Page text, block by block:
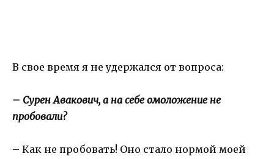
В свое время я не удержался от вопроса:
– Сурен Авакович, а на себе омоложение не
пробовали?
– Как не пробовать! Оно стало нормой моей